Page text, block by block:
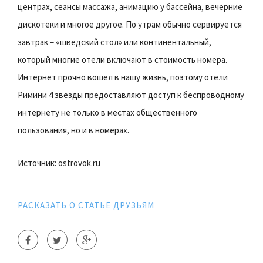
центрах, сеансы массажа, анимацию у бассейна, вечерние
дискотеки и многое другое. По утрам обычно сервируется
завтрак – «шведский стол» или континентальный,
который многие отели включают в стоимость номера.
Интернет прочно вошел в нашу жизнь, поэтому отели
Римини 4 звезды предоставляют доступ к беспроводному
интернету не только в местах общественного
пользования, но и в номерах.
Источник: ostrovok.ru
РАСКАЗАТЬ О СТАТЬЕ ДРУЗЬЯМ